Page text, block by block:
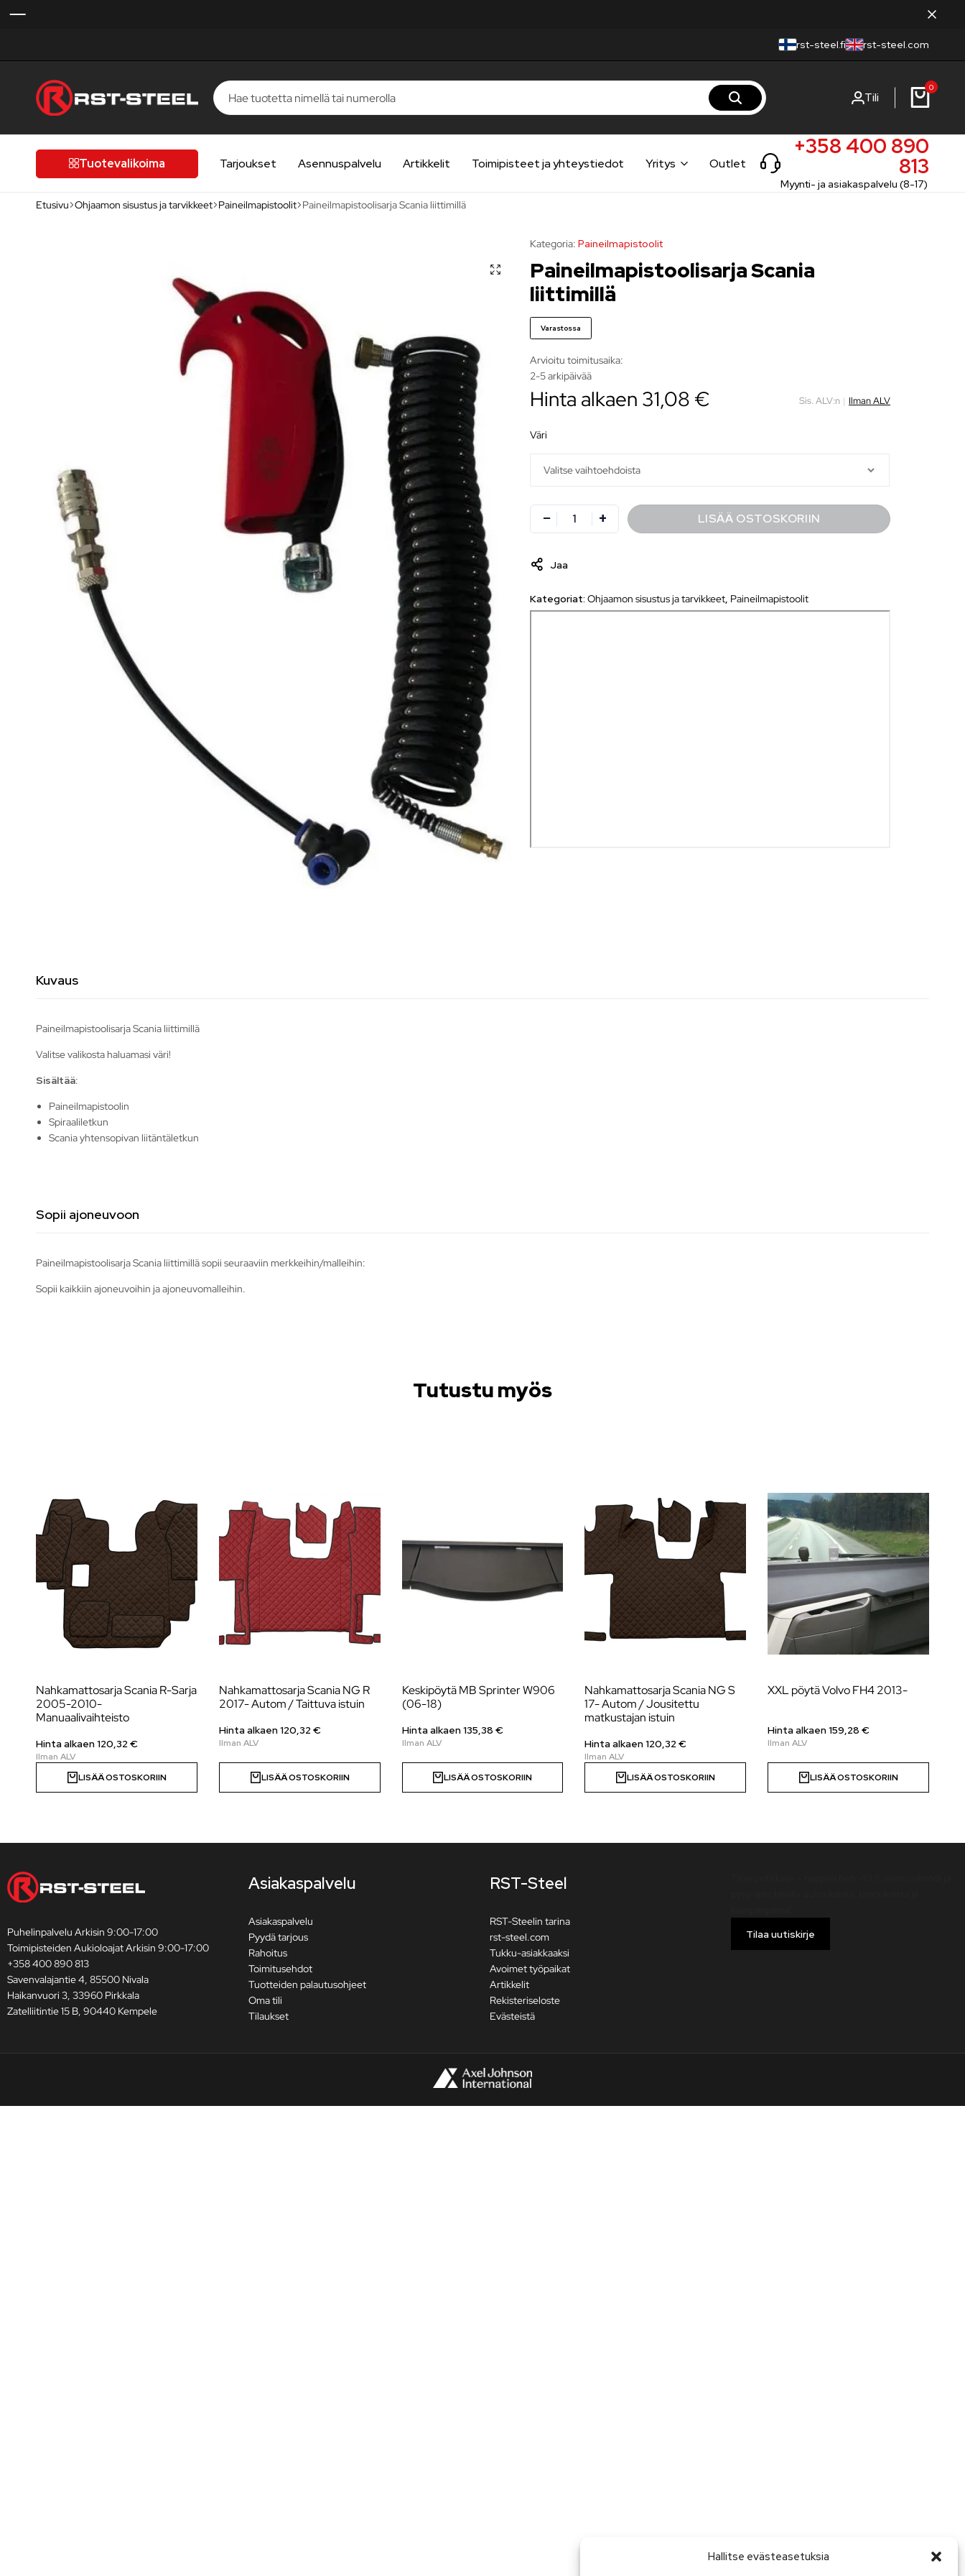
Hallitse evästeasetuksia
rst-steel.fi rst-steel.com
laatutietoiselle
autoilijalle
Tili
0
Tuotevalikoima Tarjoukset Asennuspalvelu Artikkelit Toimipisteet ja yhteystiedot Yritys Outlet
+358 400 890
813
Myynti- ja asiakaspalvelu (8-17)
Etusivu Ohjaamon sisustus ja tarvikkeet Paineilmapistoolit Paineilmapistoolisarja Scania liittimillä
Kategoria: Paineilmapistoolit
Paineilmapistoolisarja Scania
liittimillä
Varastossa
Arvioitu toimitusaika:
2-5 arkipäivää
Hinta alkaen 31,08 € Sis. ALV:n | Ilman ALV
väri
LISÄÄ OSTOSKORIIN
Jaa
Kategoriat:Ohjaamon sisustus ja tarvikkeet Paineilmapistoolit
Kuvaus
Paineilmapistoolisarja Scania liittimillä
Valitse valikosta haluamasi väri!
Sisältää:
Paineilmapistoolin
Spiraaliletkun
Scania yhtensopivan liitäntäletkun
Sopii ajoneuvoon
Paineilmapistoolisarja Scania liittimillä sopii seuraaviin merkkeihin/malleihin:
Sopii kaikkiin ajoneuvoihin ja ajoneuvomalleihin.
Tutustu myös
Nahkamattosarja Scania R-Sarja
2005-2010-
Manuaalivaihteisto
Hinta alkaen 120,32 €
LISÄÄ OSTOSKORIIN
Nahkamattosarja Scania NG R
2017- Autom / Taittuva istuin
Hinta alkaen 120,32 €
LISÄÄ OSTOSKORIIN
Keskipöytä MB Sprinter W906
(06-18)
Hinta alkaen 135,38 €
LISÄÄ OSTOSKORIIN
Nahkamattosarja Scania NG S
17- Autom / Jousitettu
matkustajan istuin
Hinta alkaen 120,32 €
LISÄÄ OSTOSKORIIN
XXL pöytä Volvo FH4 2013-
Hinta alkaen 159,28 €
LISÄÄ OSTOSKORIIN
Puhelinpalvelu Arkisin 9:00-17:00
Toimipisteiden Aukioloajat Arkisin 9:00-17:00
+358 400 890 813
Savenvalajantie 4, 85500 Nivala
Haikanvuori 3, 33960 Pirkkala
Zatelliitintie 15 B, 90440 Kempele
Asiakaspalvelu
Asiakaspalvelu
Pyydä tarjous
Rahoitus
Toimitusehdot
Tuotteiden palautusohjeet
Oma tili
Tilaukset
RST-Steel
RST-Steelin tarina
rst-steel.com
Tukku-asiakkaaksi
Avoimet työpaikat
Artikkelit
Rekisteriseloste
Evästeistä
Tilaa uutiskirje